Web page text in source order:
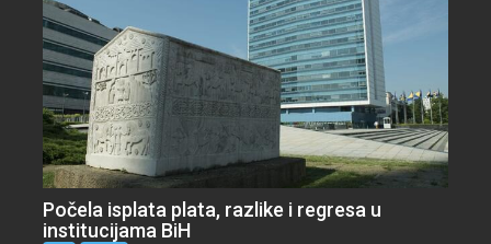
Počela isplata plata, razlike i regresa u
institucijama BiH